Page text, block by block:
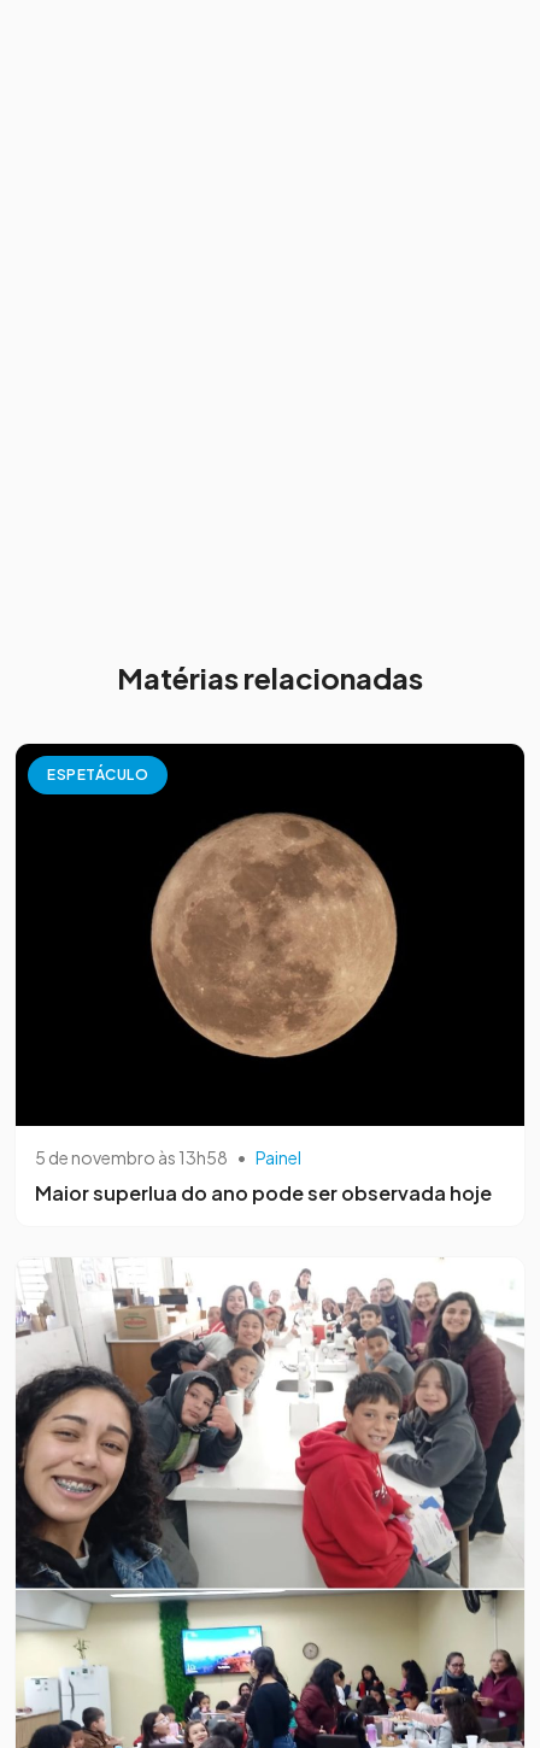
Matérias relacionadas
ESPETÁCULO
5 de novembro às 13h58 • Painel
Maior superlua do ano pode ser observada hoje